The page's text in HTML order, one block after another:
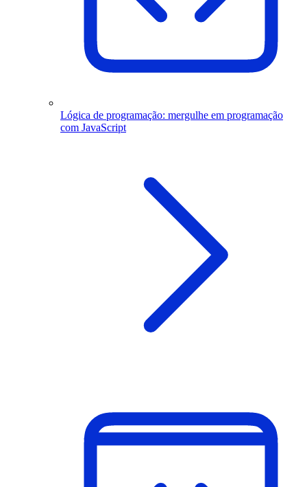
Lógica de programação: mergulhe em programação
com JavaScript